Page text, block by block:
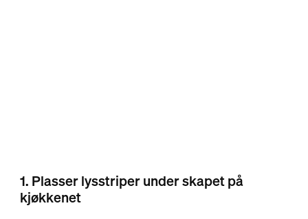
1. Plasser lysstriper under skapet på
kjøkkenet